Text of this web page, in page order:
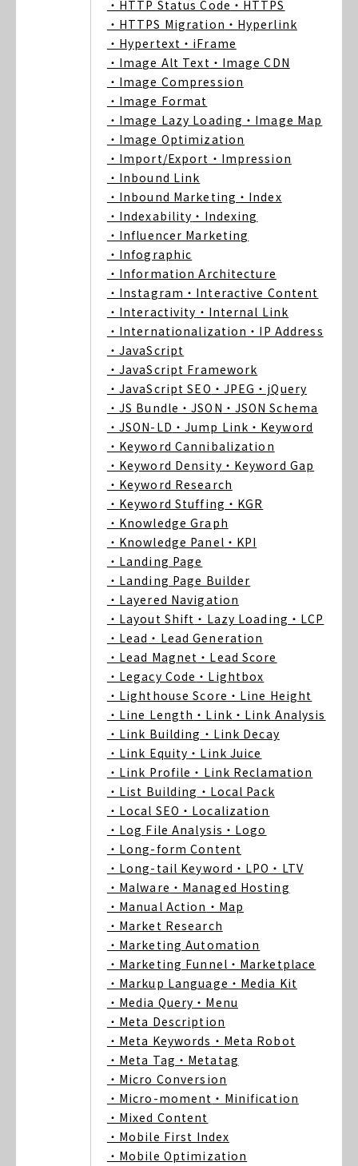
・HTTP Status Code ・HTTPS
・HTTPS Migration ・Hyperlink
・Hypertext ・iFrame
・Image Alt Text ・Image CDN
・Image Compression
・Image Format
・Image Lazy Loading ・Image Map
・Image Optimization
・Import/Export ・Impression
・Inbound Link
・Inbound Marketing ・Index
・Indexability ・Indexing
・Influencer Marketing
・Infographic
・Information Architecture
・Instagram ・Interactive Content
・Interactivity ・Internal Link
・Internationalization ・IP Address
・JavaScript
・JavaScript Framework
・JavaScript SEO ・JPEG ・jQuery
・JS Bundle ・JSON ・JSON Schema
・JSON-LD ・Jump Link ・Keyword
・Keyword Cannibalization
・Keyword Density ・Keyword Gap
・Keyword Research
・Keyword Stuffing ・KGR
・Knowledge Graph
・Knowledge Panel ・KPI
・Landing Page
・Landing Page Builder
・Layered Navigation
・Layout Shift ・Lazy Loading ・LCP
・Lead ・Lead Generation
・Lead Magnet ・Lead Score
・Legacy Code ・Lightbox
・Lighthouse Score ・Line Height
・Line Length ・Link ・Link Analysis
・Link Building ・Link Decay
・Link Equity ・Link Juice
・Link Profile ・Link Reclamation
・List Building ・Local Pack
・Local SEO ・Localization
・Log File Analysis ・Logo
・Long-form Content
・Long-tail Keyword ・LPO ・LTV
・Malware ・Managed Hosting
・Manual Action ・Map
・Market Research
・Marketing Automation
・Marketing Funnel ・Marketplace
・Markup Language ・Media Kit
・Media Query ・Menu
・Meta Description
・Meta Keywords ・Meta Robot
・Meta Tag ・Metatag
・Micro Conversion
・Micro-moment ・Minification
・Mixed Content
・Mobile First Index
・Mobile Optimization